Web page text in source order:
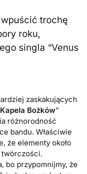
wpuścić trochę
roku,
singla “Venus
zaskakujących
Kapela Bożków”
różnorodność
bandu. Właściwie
że elementy około
twórczości.
bo przypomnijmy, że